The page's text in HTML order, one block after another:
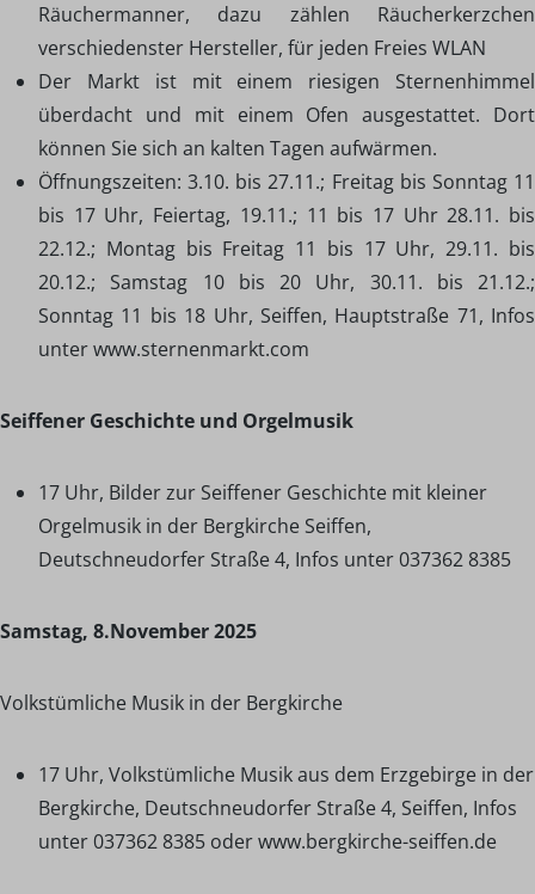
Räuchermanner, dazu zählen Räucherkerzchen
verschiedenster Hersteller, für jeden Freies WLAN
Der Markt ist mit einem riesigen Sternenhimmel
überdacht und mit einem Ofen ausgestattet. Dort
können Sie sich an kalten Tagen aufwärmen.
Öffnungszeiten: 3.10. bis 27.11.; Freitag bis Sonntag 11
bis 17 Uhr, Feiertag, 19.11.; 11 bis 17 Uhr 28.11. bis
22.12.; Montag bis Freitag 11 bis 17 Uhr, 29.11. bis
20.12.; Samstag 10 bis 20 Uhr, 30.11. bis 21.12.;
Sonntag 11 bis 18 Uhr, Seiffen, Hauptstraße 71, Infos
unter www.sternenmarkt.com
Seiffener Geschichte und Orgelmusik
17 Uhr, Bilder zur Seiffener Geschichte mit kleiner
Orgelmusik in der Bergkirche Seiffen,
Deutschneudorfer Straße 4, Infos unter 037362 8385
Samstag, 8.November 2025
Volkstümliche Musik in der Bergkirche
17 Uhr, Volkstümliche Musik aus dem Erzgebirge in der
Bergkirche, Deutschneudorfer Straße 4, Seiffen, Infos
unter 037362 8385 oder www.bergkirche-seiffen.de